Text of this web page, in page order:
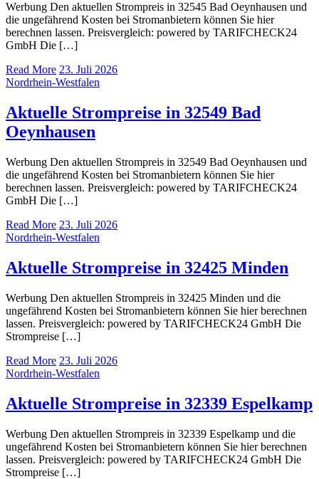
Werbung Den aktuellen Strompreis in 32545 Bad Oeynhausen und
die ungefährend Kosten bei Stromanbietern können Sie hier
berechnen lassen. Preisvergleich: powered by TARIFCHECK24
GmbH Die […]
Read More 23. Juli 2026
Nordrhein-Westfalen
Aktuelle Strompreise in 32549 Bad
Oeynhausen
Werbung Den aktuellen Strompreis in 32549 Bad Oeynhausen und
die ungefährend Kosten bei Stromanbietern können Sie hier
berechnen lassen. Preisvergleich: powered by TARIFCHECK24
GmbH Die […]
Read More 23. Juli 2026
Nordrhein-Westfalen
Aktuelle Strompreise in 32425 Minden
Werbung Den aktuellen Strompreis in 32425 Minden und die
ungefährend Kosten bei Stromanbietern können Sie hier berechnen
lassen. Preisvergleich: powered by TARIFCHECK24 GmbH Die
Strompreise […]
Read More 23. Juli 2026
Nordrhein-Westfalen
Aktuelle Strompreise in 32339 Espelkamp
Werbung Den aktuellen Strompreis in 32339 Espelkamp und die
ungefährend Kosten bei Stromanbietern können Sie hier berechnen
lassen. Preisvergleich: powered by TARIFCHECK24 GmbH Die
Strompreise […]